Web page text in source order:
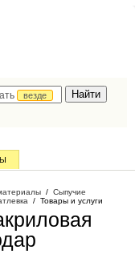
везде
/ Сыпучие
/ Товары и услуги